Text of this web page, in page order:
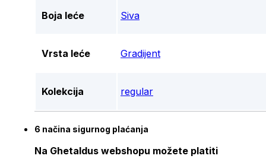
Boja leće Siva
Vrsta leće Gradijent
Kolekcija regular
6 načina sigurnog plaćanja
Na Ghetaldus webshopu možete platiti